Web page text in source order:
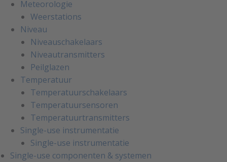
Meteorologie
Weerstations
Niveau
Niveauschakelaars
Niveautransmitters
Peilglazen
Temperatuur
Temperatuurschakelaars
Temperatuursensoren
Temperatuurtransmitters
Single-use instrumentatie
Single-use instrumentatie
Single-use componenten & systemen